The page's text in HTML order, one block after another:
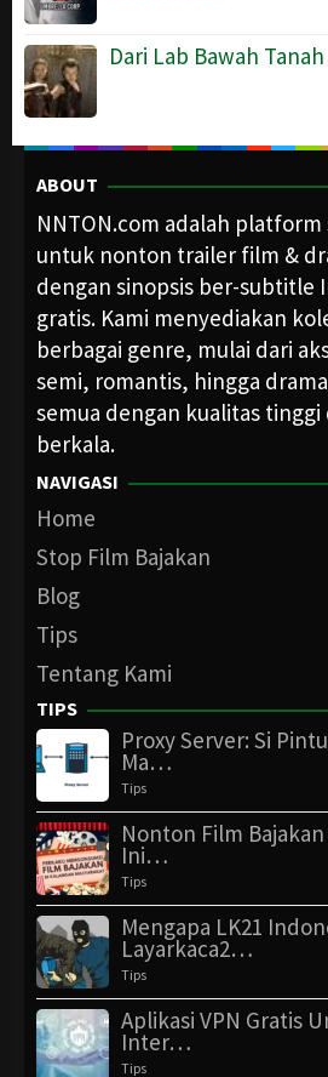
Dari Lab Bawah
ABOUT
NNTON.com adalah
untuk nonton trailer film &
dengan sinopsis ber-subtitle
gratis. Kami menyediakan
berbagai genre, mulai dari
semi, romantis, hingga
semua dengan kualitas
berkala.
NAVIGASI
Home
Stop Film Bajakan
Blog
Tips
Tentang Kami
TIPS
Proxy Server: Si
Ma…
Tips
Nonton Film
Ini…
Tips
Mengapa LK21
Layarkaca2…
Tips
Aplikasi VPN Gratis
Inter…
Tips